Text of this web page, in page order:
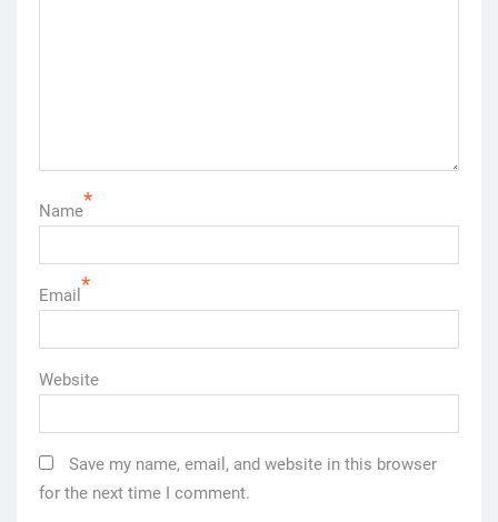
Name*
Email *
Website
Save my name, email, and website in this browser
for the next time I comment.